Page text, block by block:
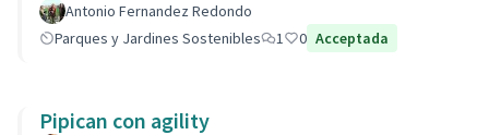
Antonio Fernandez Redondo
Parques y Jardines Sostenibles
1 0 Acceptada
Pipican con agility